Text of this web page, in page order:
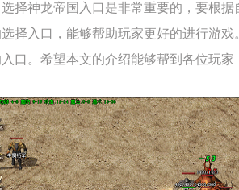
择神龙帝国入口是非常重要的，要根
择入口，能够帮助玩家更好的进行游
口。希望本文的介绍能够帮到各位玩家